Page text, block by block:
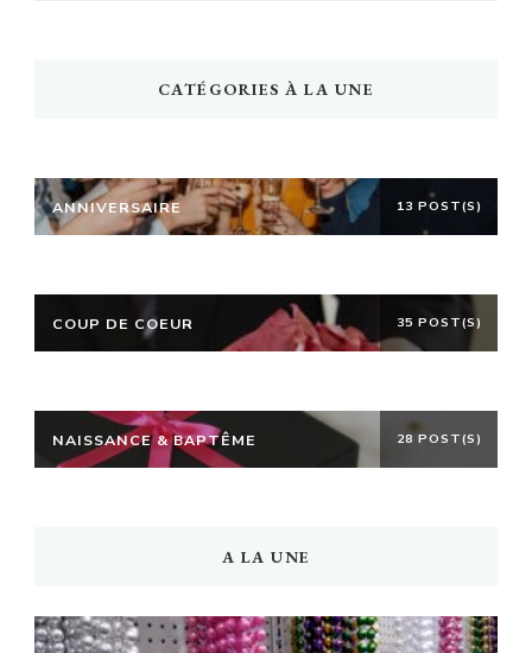
CATÉGORIES À LA UNE
ANNIVERSAIRE 13 POST(S)
COUP DE COEUR 35 POST(S)
NAISSANCE & BAPTÊME 28 POST(S)
A LA UNE